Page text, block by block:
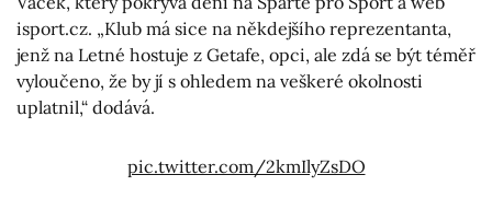
isport.cz. „Klub má sice na někdejšího reprezentanta,
jenž na Letné hostuje z Getafe, opci, ale zdá se být téměř
vyloučeno, že by jí s ohledem na veškeré okolnosti
uplatnil,“ dodává.
pic.twitter.com/2kmIlyZsDO